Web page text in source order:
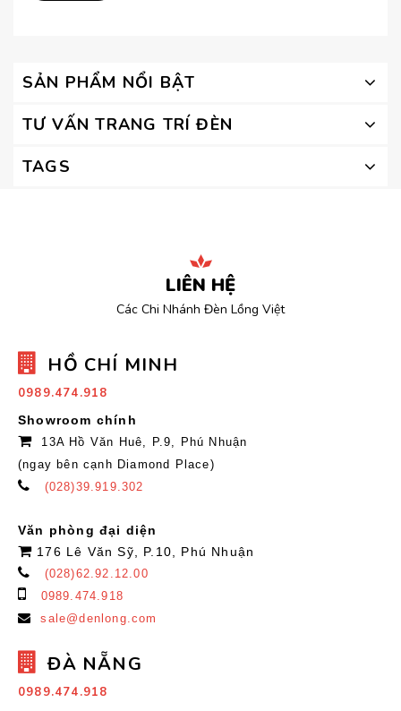
SẢN PHẨM NỔI BẬT
TƯ VẤN TRANG TRÍ ĐÈN
TAGS
LIÊN HỆ
Các Chi Nhánh Đèn Lồng Việt
HỒ CHÍ MINH
0989.474.918
Showroom chính
13A Hồ Văn Huê, P.9, Phú Nhuận
(ngay bên cạnh Diamond Place)
(028)39.919.302
Văn phòng đại diện
176 Lê Văn Sỹ, P.10, Phú Nhuận
(028)62.92.12.00
0989.474.918
sale@denlong.com
ĐÀ NẴNG
0989.474.918